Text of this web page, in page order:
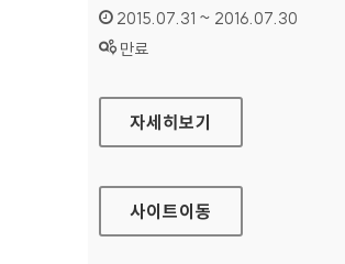
인증기간 :
2015.07.31 ~ 2016.07.30
상태 :
만료
서울시 에코마일리지 홈페이지
자세히보기
사이트이동